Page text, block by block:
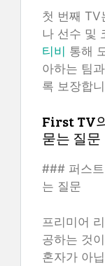
첫 번째 TV
나 선수 및
티비 통해
아하는 팀
록 보장합
First TV
묻는 질문
### 퍼스
는 질문
프리미어
공하는 것
혼자가 아